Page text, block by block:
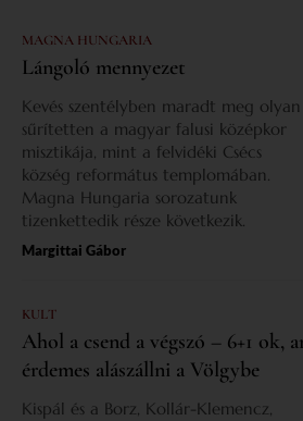
MAGNA HUNGARIA
Lángoló mennyezet
Kevés szentélyben maradt meg olyan
sűrítetten a magyar falusi középkor
misztikája, mint a felvidéki Csécs
község református templomában.
Magna Hungaria sorozatunk
tizenkettedik része következik.
Margittai Gábor
KULT
Ahol a csend a végszó – 6+1 ok,
érdemes alászállni a Völgybe
Kispál és a Borz, Kollár-Klemencz,